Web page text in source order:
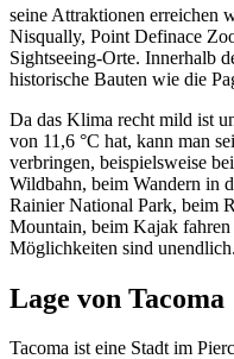
seine Attraktionen erreichen
Nisqually, Point Definace
Sightseeing-Orte. Innerhalb
historische Bauten wie die
Da das Klima recht mild ist
von 11,6 °C hat, kann man
verbringen, beispielsweise
Wildbahn, beim Wandern in
Rainier National Park, beim
Mountain, beim Kajak
Möglichkeiten sind unendlich.
Lage von Tacoma
Tacoma ist eine Stadt im